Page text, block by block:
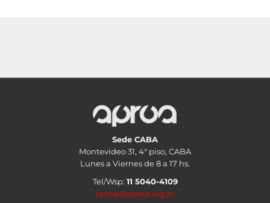
Sede CABA
Montevideo 31, 4° piso, CABA
Lunes a Viernes de 8 a 17 hs.
Tel/Wsp: 11 5040-4109
aproa@aproa.org.ar